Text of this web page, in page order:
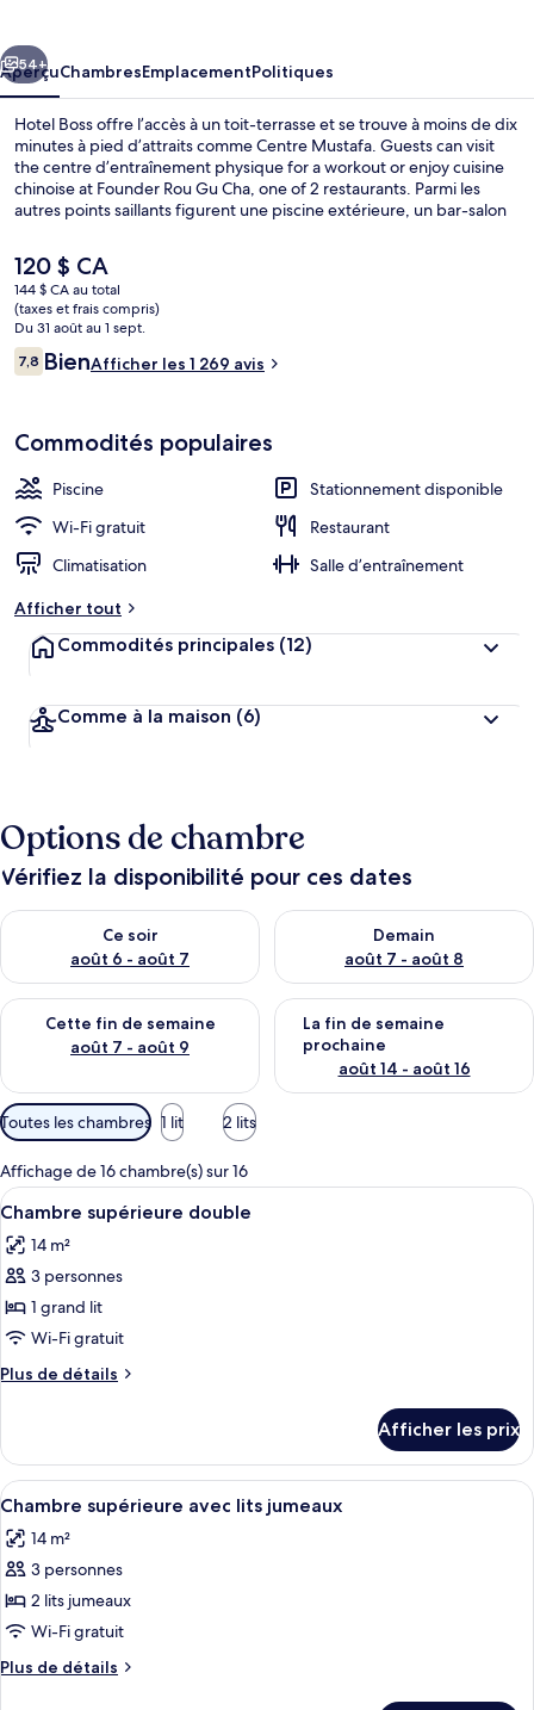
Suivant
54+
AperçuChambresEmplacementPolitiques
Hotel Boss offre l’accès à un toit-terrasse et se trouve à moins de dix
minutes à pied d’attraits comme Centre Mustafa. Guests can visit
the centre d’entraînement physique for a workout or enjoy cuisine
chinoise at Founder Rou Gu Cha, one of 2 restaurants. Parmi les
autres points saillants figurent une piscine extérieure, un bar-salon
que le transport en commun se trouve à une courte distance de
marche : Station Lavender est à 5 minutes et Jalan Besar Station, à
8 minutes.
Le
prix
actuel
est
de 120 $ CA
120 $ CA
144 $ CA au total
(taxes et frais compris)
Du 31 août au 1 sept.
Avis
7,87,8 sur 10 –
BienAfficher les 1 269 avis
Commodités populaires
Piscine
Stationnement disponible
Wi-Fi gratuit
Restaurant
Climatisation
Salle d’entraînement
Afficher tout
Commodités principales (12)
Comme à la maison (6)
Options de chambre
Vérifiez la disponibilité pour ces dates
Ce soir
août 6 - août 7
Vérifier la disponibilité pour ce soir août 6 - août 7
Demain
août 7 - août 8
Vérifier la disponibilité pour
Cette fin de semaine
août 7 - août 9
Vérifier la disponibilité pour cette fin de semaine août 7 -
La fin de semaine
prochaine
août 14 - août 16
Vérifier la disponibilité pour
Filtres
disponibles
pour
les
chambres
Toutes les chambres 1 lit 2 lits
Affichage de 16 chambre(s) sur 16
Afficher
toutes
les
photos
pour
ce
type
de
Chambre
supérieure
double
Une chambre d’hôtel moderne
4
Chambre supérieure double
14 m²
3 personnes
1 grand lit
Wi-Fi gratuit
Plus de détails
Plus
Chambre
supérieure
double
Afficher les prix
Afficher
toutes
les
photos
pour
ce
type
de
Une chambre d’hôtel avec deux lits,
4
Chambre supérieure avec lits jumeaux
14 m²
3 personnes
2 lits jumeaux
Wi-Fi gratuit
Plus de détails
Plus